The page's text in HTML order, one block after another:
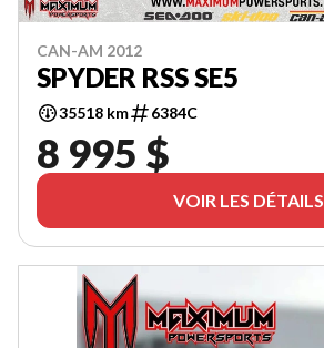
CAN-AM 2012
SPYDER RSS SE5
35518 km 6384C
8 995 $
VOIR LES DÉTAILS